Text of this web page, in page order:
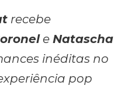
recebe
e Natascha
inéditas no
pop